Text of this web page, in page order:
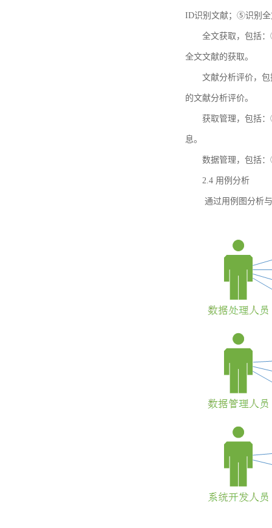
ID识别文献；⑤识别全
全文获取，包括
全文文献的获取。
文献分析评价，
的文献分析评价。
获取管理，包括
息。
数据管理，包括
2.4 用例分析
通过用例图分析